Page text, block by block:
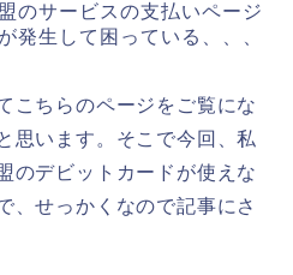
のサービスの支払いページ
発生して困っている、、、
こちらのページをご覧にな
思います。そこで今回、私
のデビットカードが使えな
、せっかくなので記事にさ